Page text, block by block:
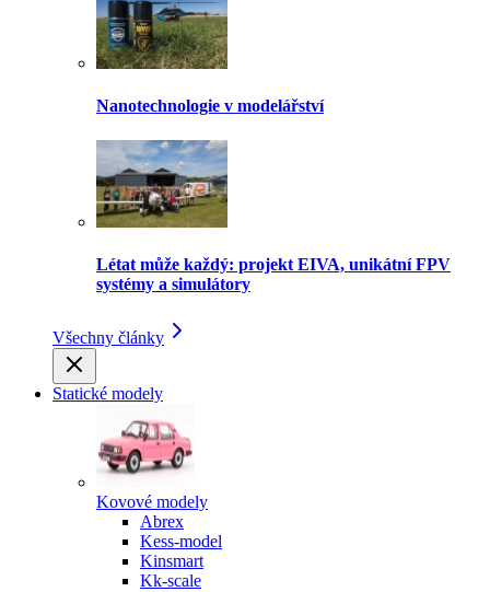
Nanotechnologie v modelářství
Létat může každý: projekt EIVA, unikátní FPV
systémy a simulátory
Všechny články
Statické modely
Kovové modely
Abrex
Kess-model
Kinsmart
Kk-scale